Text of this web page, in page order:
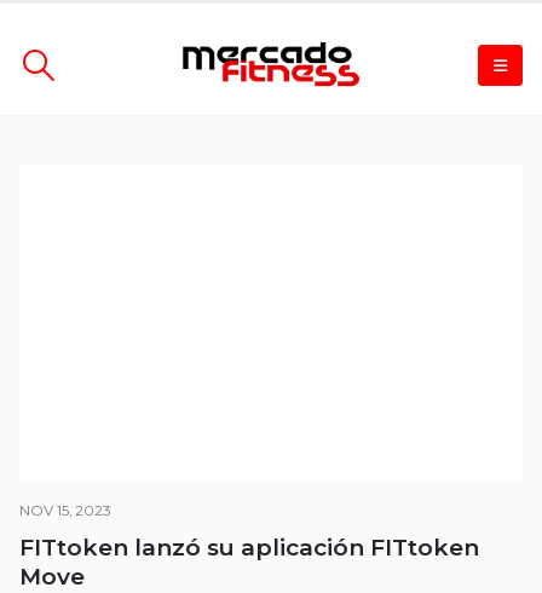
NOV 15, 2023
FITtoken lanzó su aplicación FITtoken
Move